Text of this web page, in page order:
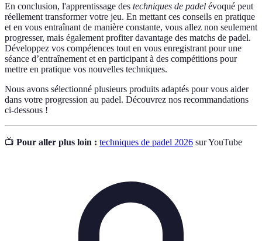
En conclusion, l'apprentissage des techniques de padel évoqué peut
réellement transformer votre jeu. En mettant ces conseils en pratique
et en vous entraînant de manière constante, vous allez non seulement
progresser, mais également profiter davantage des matchs de padel.
Développez vos compétences tout en vous enregistrant pour une
séance d’entraînement et en participant à des compétitions pour
mettre en pratique vos nouvelles techniques.
Nous avons sélectionné plusieurs produits adaptés pour vous aider
dans votre progression au padel. Découvrez nos recommandations
ci-dessous !
📺 Pour aller plus loin : techniques de padel 2026 sur YouTube